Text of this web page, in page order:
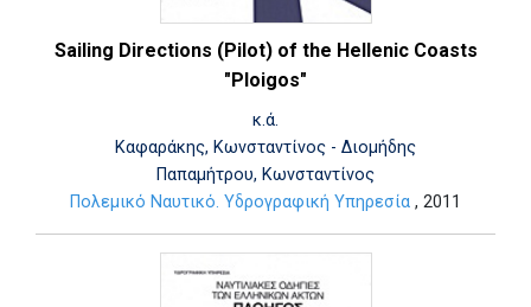
Sailing Directions (Pilot) of the Hellenic Coasts
"Ploigos"
κ.ά.
Καφαράκης, Κωνσταντίνος - Διομήδης
Παπαμήτρου, Κωνσταντίνος
Πολεμικό Ναυτικό. Υδρογραφική Υπηρεσία , 2011